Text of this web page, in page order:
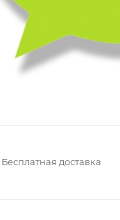
Бесплатная доставка